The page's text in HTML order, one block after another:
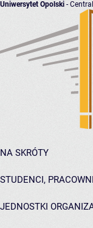
Uniwersytet Opolski -
NA SKRÓTY
STUDENCI,
JEDNOSTKI